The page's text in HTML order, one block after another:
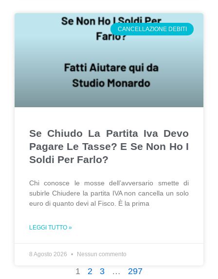
CANCELLAZIONE DEBITI
Se Chiudo La Partita Iva Devo
Pagare Le Tasse? E Se Non Ho I
Soldi Per Farlo?
Chi conosce le mosse dell’avversario smette di
subirle Chiudere la partita IVA non cancella un solo
euro di quanto devi al Fisco. È la prima
LEGGI TUTTO »
8 Agosto 2026 Nessun commento
1 2 3 … 297